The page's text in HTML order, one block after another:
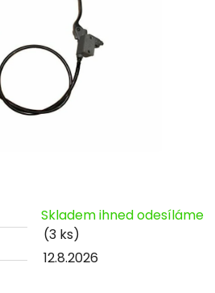
Skladem ihned odesíláme
(3 ks)
12.8.2026